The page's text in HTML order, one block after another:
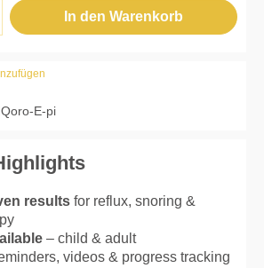
Gib den gewünschten
In den Warenkorb
E-pi
results for reflux, snoring &
– child & adult
videos & progress tracking